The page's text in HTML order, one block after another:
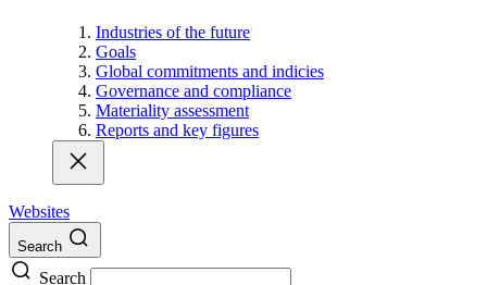
Industries of the future
Goals
Global commitments and indicies
Governance and compliance
Materiality assessment
Reports and key figures
Websites
Search
Search